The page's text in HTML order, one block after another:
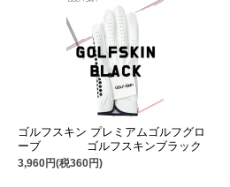
ゴルフスキン プレミアムゴルフグロ
ーブ ゴルフスキンブラック
3,960円(税360円)